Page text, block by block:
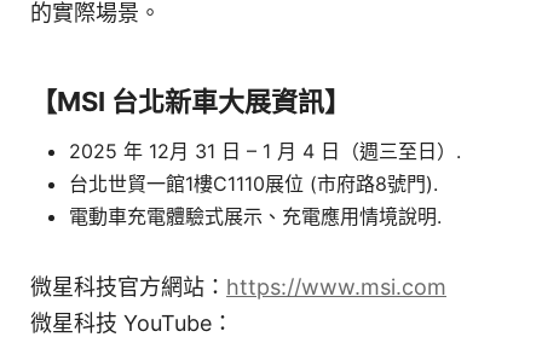
的實際場景。
【MSI 台北新車大展資訊】
2025 年 12月 31 日 – 1 月 4 日（週三至日）.
台北世貿一館1樓C1110展位 (市府路8號門).
電動車充電體驗式展示、充電應用情境說明.
微星科技官方網站： https://www.msi.com
微星科技 YouTube：